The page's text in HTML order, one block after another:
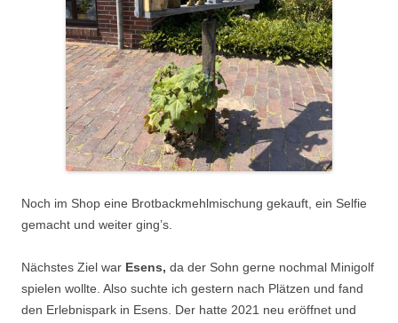
Noch im Shop eine Brotbackmehlmischung gekauft, ein Selfie
gemacht und weiter ging’s.
Nächstes Ziel war Esens, da der Sohn gerne nochmal Minigolf
spielen wollte. Also suchte ich gestern nach Plätzen und fand
den Erlebnispark in Esens. Der hatte 2021 neu eröffnet und